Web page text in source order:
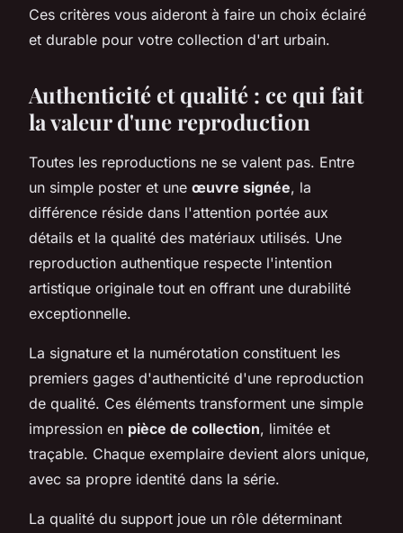
Ces critères vous aideront à faire un choix éclairé
et durable pour votre collection d'art urbain.
Authenticité et qualité : ce qui fait
la valeur d'une reproduction
Toutes les reproductions ne se valent pas. Entre
un simple poster et une œuvre signée, la
différence réside dans l'attention portée aux
détails et la qualité des matériaux utilisés. Une
reproduction authentique respecte l'intention
artistique originale tout en offrant une durabilité
exceptionnelle.
La signature et la numérotation constituent les
premiers gages d'authenticité d'une reproduction
de qualité. Ces éléments transforment une simple
impression en pièce de collection, limitée et
traçable. Chaque exemplaire devient alors unique,
avec sa propre identité dans la série.
La qualité du support joue un rôle déterminant